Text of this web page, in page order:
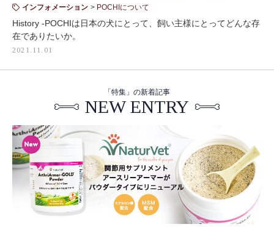
インフォメーション POCHIについて
History -POCHIは日本の犬にとって、飼い主様にとってどんな存
在でありたいか。
2021.11.01
「特集」の新着記事
NEW ENTRY